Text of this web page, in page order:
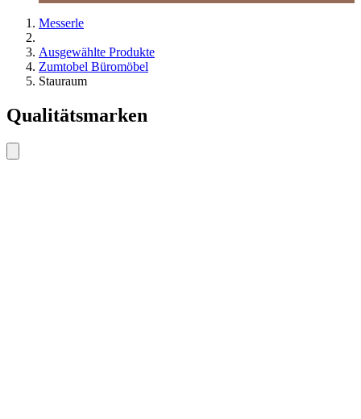
Messerle
Ausgewählte Produkte
Zumtobel Büromöbel
Stauraum
Qualitätsmarken